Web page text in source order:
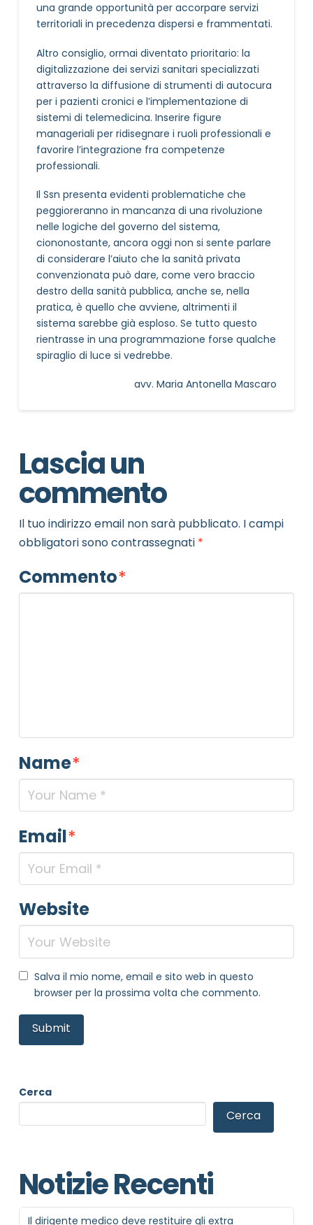
una grande opportunità per accorpare servizi
territoriali in precedenza dispersi e frammentati.
Altro consiglio, ormai diventato prioritario: la
digitalizzazione dei servizi sanitari specializzati
attraverso la diffusione di strumenti di autocura
per i pazienti cronici e l’implementazione di
sistemi di telemedicina. Inserire figure
manageriali per ridisegnare i ruoli professionali e
favorire l’integrazione fra competenze
professionali.
Il Ssn presenta evidenti problematiche che
peggioreranno in mancanza di una rivoluzione
nelle logiche del governo del sistema,
ciononostante, ancora oggi non si sente parlare
di considerare l’aiuto che la sanità privata
convenzionata può dare, come vero braccio
destro della sanità pubblica, anche se, nella
pratica, è quello che avviene, altrimenti il
sistema sarebbe già esploso. Se tutto questo
rientrasse in una programmazione forse qualche
spiraglio di luce si vedrebbe.
avv. Maria Antonella Mascaro
Lascia un
commento
Il tuo indirizzo email non sarà pubblicato. I campi
obbligatori sono contrassegnati *
Commento*
Name*
Email*
Website
Salva il mio nome, email e sito web in questo
browser per la prossima volta che commento.
Cerca
Cerca
Notizie Recenti
Il dirigente medico deve restituire gli extra